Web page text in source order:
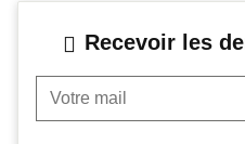
Recevoir les
Votre mail